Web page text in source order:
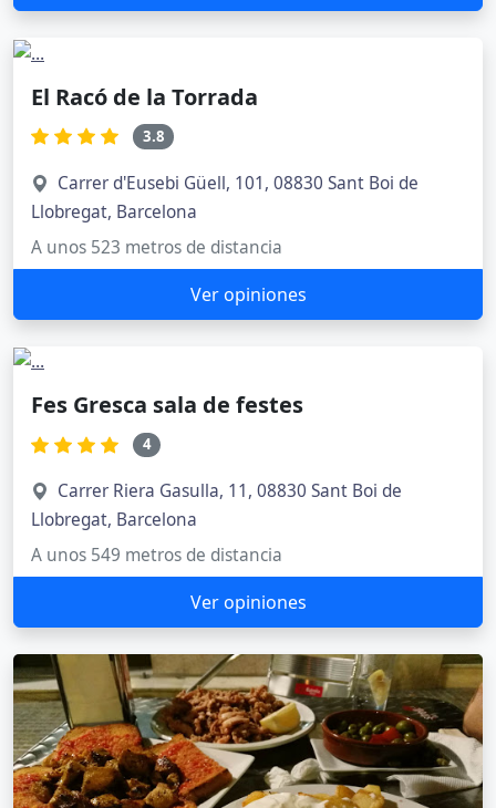
El Racó de la Torrada
3.8
Carrer d'Eusebi Güell, 101, 08830 Sant Boi de
Llobregat, Barcelona
A unos 523 metros de distancia
Ver opiniones
Fes Gresca sala de festes
4
Carrer Riera Gasulla, 11, 08830 Sant Boi de
Llobregat, Barcelona
A unos 549 metros de distancia
Ver opiniones